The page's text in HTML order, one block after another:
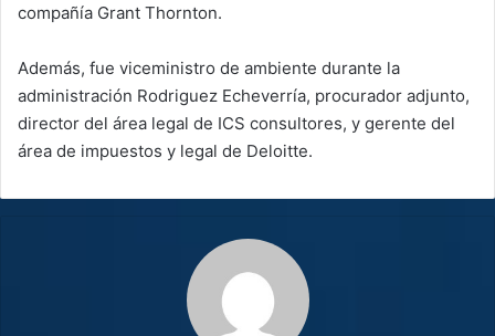
compañía Grant Thornton.
Además, fue viceministro de ambiente durante la
administración Rodriguez Echeverría, procurador adjunto,
director del área legal de ICS consultores, y gerente del
área de impuestos y legal de Deloitte.